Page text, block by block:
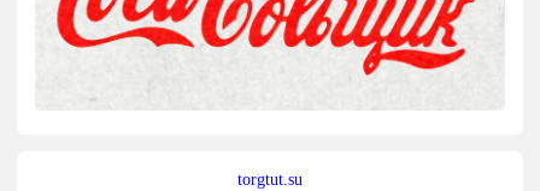
torgtut.su